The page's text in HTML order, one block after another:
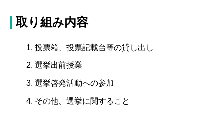
取り組み内容
投票箱、投票記載台等の貸し出し
選挙出前授業
選挙啓発活動への参加
その他、選挙に関すること